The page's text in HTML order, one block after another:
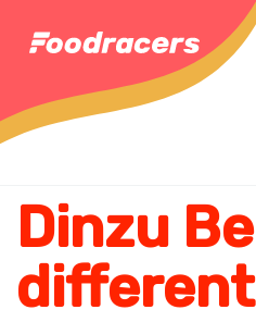
Dinzu Be
different